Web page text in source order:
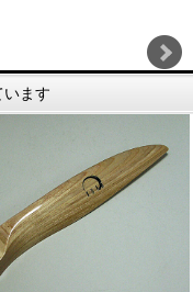
います